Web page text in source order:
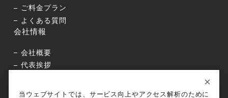
ご料金プラン
よくある質問
会社情報
会社概要
代表挨拶
アクセス
×
当ウェブサイトでは、サービス向上やアクセス解析のために